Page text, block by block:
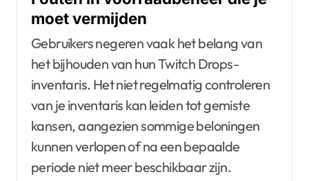
moet vermijden
Gebruikers negeren vaak het belang van
het bijhouden van hun Twitch Drops-
inventaris. Het niet regelmatig controleren
van je inventaris kan leiden tot gemiste
kansen, aangezien sommige beloningen
kunnen verlopen of na een bepaalde
periode niet meer beschikbaar zijn.